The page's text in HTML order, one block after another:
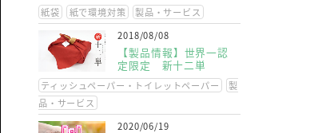
紙袋 紙で環境対策
製品・サービス
2018/08/08
【製品情報】世界一認
定限定 新十二単
ティッシュペーパー・トイレットペーパー
製
品・サービス
2020/06/19